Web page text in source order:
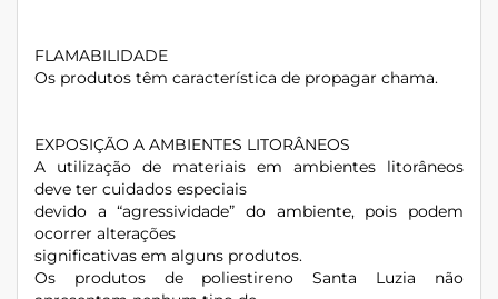
FLAMABILIDADE
Os produtos têm característica de propagar chama.
EXPOSIÇÃO A AMBIENTES LITORÂNEOS
A utilização de materiais em ambientes litorâneos
deve ter cuidados especiais
devido a “agressividade” do ambiente, pois podem
ocorrer alterações
significativas em alguns produtos.
Os produtos de poliestireno Santa Luzia não